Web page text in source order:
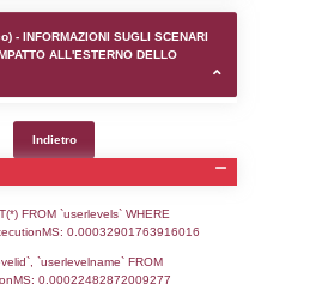
D (pubblico) - INFORMAZIONI
CERTIFICAZIONI E
A CUI è SOGGETTO LO
F (pubblico) - DESCRIZIONE
TERRITORIO